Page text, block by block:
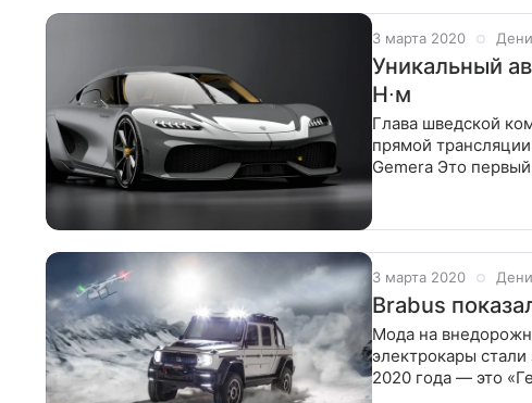
3 марта 2020
Уникальный
Н∙м
Глава шведской
прямой
Gemera Это
3 марта 2020
Brabus
Мода на
электрокары
2020 года — это